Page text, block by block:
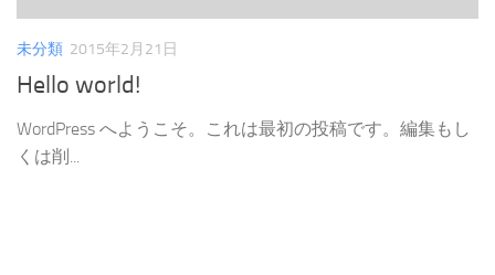
未分類 2015年2月21日
Hello world!
WordPress へようこそ。これは最初の投稿です。編集もし
くは削...